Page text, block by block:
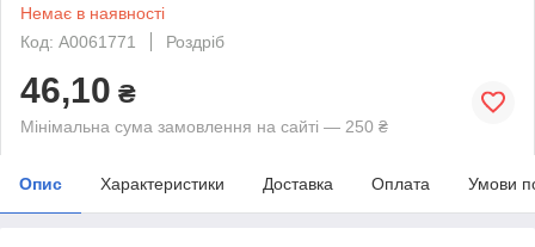
Немає в наявності
Код: А0061771
Роздріб
46,10 ₴
Мінімальна сума замовлення на сайті — 250 ₴
Опис Характеристики Доставка Оплата Умови